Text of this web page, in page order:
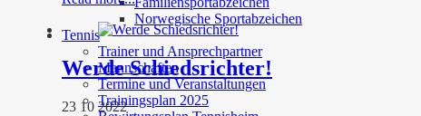
Norwegische Sportabzeichen
Tennis
Trainer und Ansprechpartner
Mannschaften
Termine und Veranstaltungen
Trainingsplan 2025
Werde Schiedsrichter!
23 10 2022